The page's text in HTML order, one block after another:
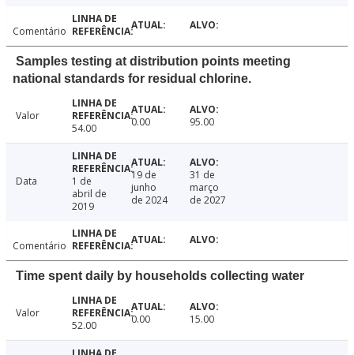
Comentário
Samples testing at distribution points meeting
national standards for residual chlorine.
Valor
54.00
0.00 95.00
Data
1 de
abril de
2019
19 de
junho
de 2024
31 de
março
de 2027
Comentário
Time spent daily by households collecting water
Valor
52.00
0.00 15.00